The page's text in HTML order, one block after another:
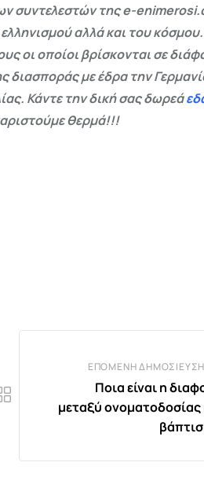
συντελεστών της e-
αλλά και του
οι οποίοι βρίσκονται σε
διασποράς με έδρα την
Κάντε την δική σας δωρεά
θερμά!!!
ΕΠΌΜΕΝΗ ΔΗΜΟΣΊΕΥΣΗ
Ποια είναι η
μεταξύ ονοματοδοσίας